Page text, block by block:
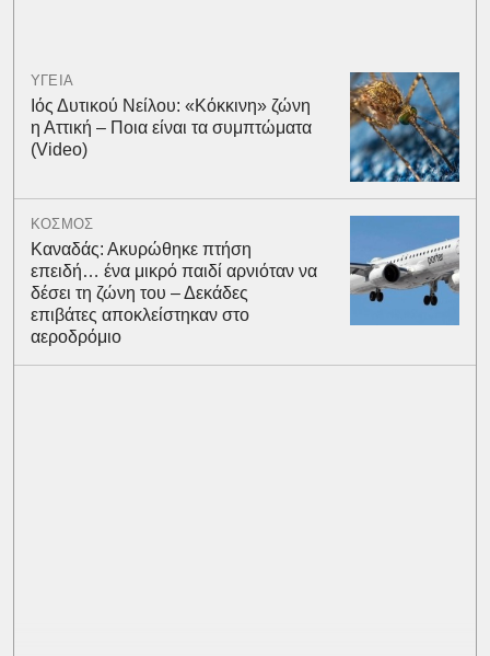
ΥΓΕΙΑ
Ιός Δυτικού Νείλου: «Κόκκινη» ζώνη
η Αττική – Ποια είναι τα συμπτώματα
(Video)
ΚΟΣΜΟΣ
Καναδάς: Ακυρώθηκε πτήση
επειδή… ένα μικρό παιδί αρνιόταν να
δέσει τη ζώνη του – Δεκάδες
επιβάτες αποκλείστηκαν στο
αεροδρόμιο